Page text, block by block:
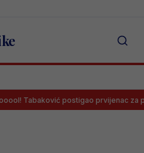
postigao prvijenac za pobjedu